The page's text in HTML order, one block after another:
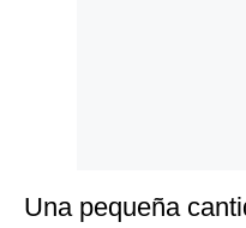
Una pequeña